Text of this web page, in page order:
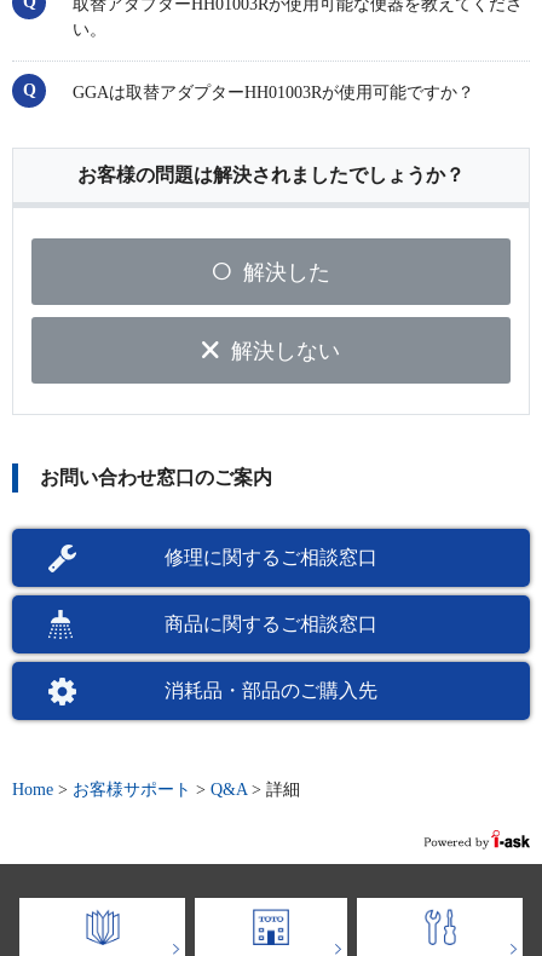
取替アダプターHH01003Rが使用可能な便器を教えてくださ
い。
GGAは取替アダプターHH01003Rが使用可能ですか？
お客様の問題は解決されましたでしょうか？
解決した
解決しない
お問い合わせ窓口のご案内
修理に関するご相談窓口
商品に関するご相談窓口
消耗品・部品のご購入先
Home > お客様サポート > Q&A > 詳細